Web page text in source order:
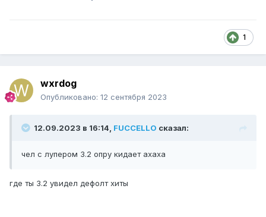
1
wxrdog
Опубликовано: 12 сентября 2023
12.09.2023 в 16:14, FUCCELLO сказал:
чел с лупером 3.2 опру кидает ахаха
где ты 3.2 увидел дефолт хиты